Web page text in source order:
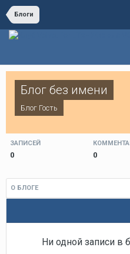
Блоги
Блог без имени
Блог Гость
ЗАПИСЕЙ
0 0
О БЛОГЕ
Ни одной записи в